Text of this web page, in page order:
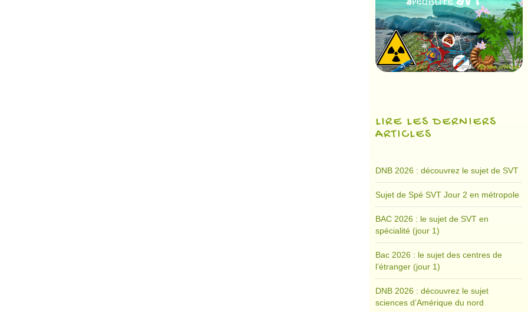
LIRE LES DERNIERS
ARTICLES
DNB 2026 : découvrez le sujet de SVT
Sujet de Spé SVT Jour 2 en métropole
BAC 2026 : le sujet de SVT en
spécialité (jour 1)
Bac 2026 : le sujet des centres de
l’étranger (jour 1)
DNB 2026 : découvrez le sujet
sciences d’Amérique du nord